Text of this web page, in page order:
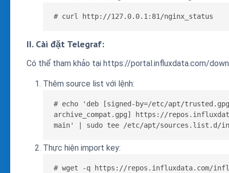
# curl http://127.0.0.1:81/nginx_status
II. Cài đặt Telegraf:
Có thể tham khảo tại https://portal.influxdata.com/
Thêm source list với lệnh:
# echo 'deb [signed-by=/etc/apt/
archive_compat.gpg] https://
main' | sudo tee /etc/apt/sources.list.d/
Thực hiện import key:
# wget -q https://repos.influxdata.com/